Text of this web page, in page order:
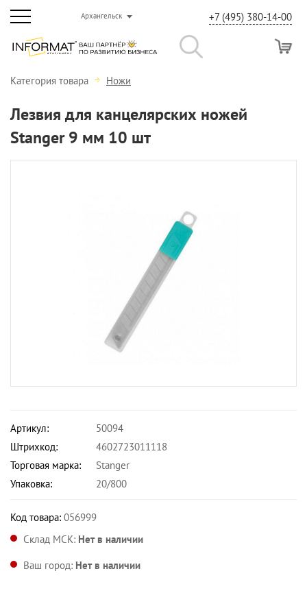
Архангельск +7 (495) 380-14-00
Категория товара Ножи
Лезвия для канцелярских ножей
Stanger 9 мм 10 шт
Артикул:
50094
Штрихкод:
4602723011118
Торговая марка:
Stanger
Упаковка:
20/800
Код товара: 056999
Склад МСК: Нет в наличии
Ваш город: Нет в наличии